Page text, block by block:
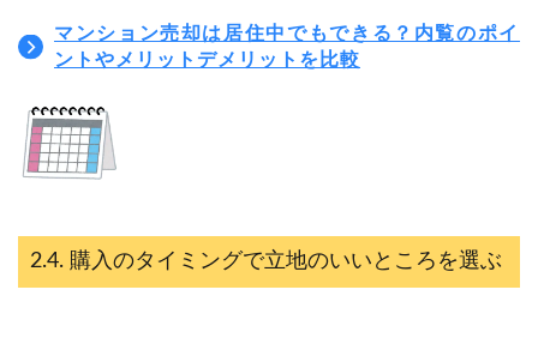
マンション売却は居住中でもできる？内覧のポイ
ントやメリットデメリットを比較
購入のタイミングで立地のいいところを選ぶ